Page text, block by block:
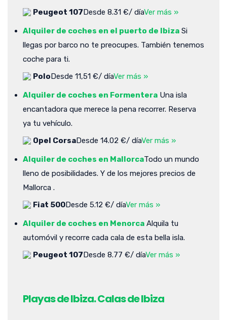
Peugeot 107Desde 8.31 €/ díaVer más »
Alquiler de coches en el puerto de Ibiza Si
llegas por barco no te preocupes. También tenemos
coche para ti.
PoloDesde 11,51 €/ díaVer más »
Alquiler de coches en Formentera Una isla
encantadora que merece la pena recorrer. Reserva
ya tu vehículo.
Opel CorsaDesde 14.02 €/ díaVer más »
Alquiler de coches en MallorcaTodo un mundo
lleno de posibilidades. Y de los mejores precios de
Mallorca .
Fiat 500Desde 5.12 €/ díaVer más »
Alquiler de coches en Menorca Alquila tu
automóvil y recorre cada cala de esta bella isla.
Peugeot 107Desde 8.77 €/ díaVer más »
Playas de Ibiza. Calas de Ibiza